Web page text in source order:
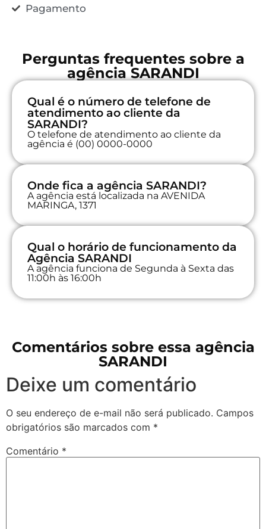
Pagamento
Perguntas frequentes sobre a
agência SARANDI
Qual é o número de telefone de
atendimento ao cliente da
SARANDI?
O telefone de atendimento ao cliente da
agência é (00) 0000-0000
Onde fica a agência SARANDI?
A agência está localizada na AVENIDA
MARINGA, 1371
Qual o horário de funcionamento da
Agência SARANDI
A agência funciona de Segunda à Sexta das
11:00h às 16:00h
Comentários sobre essa agência
SARANDI
Deixe um comentário
O seu endereço de e-mail não será publicado. Campos
obrigatórios são marcados com *
Comentário *